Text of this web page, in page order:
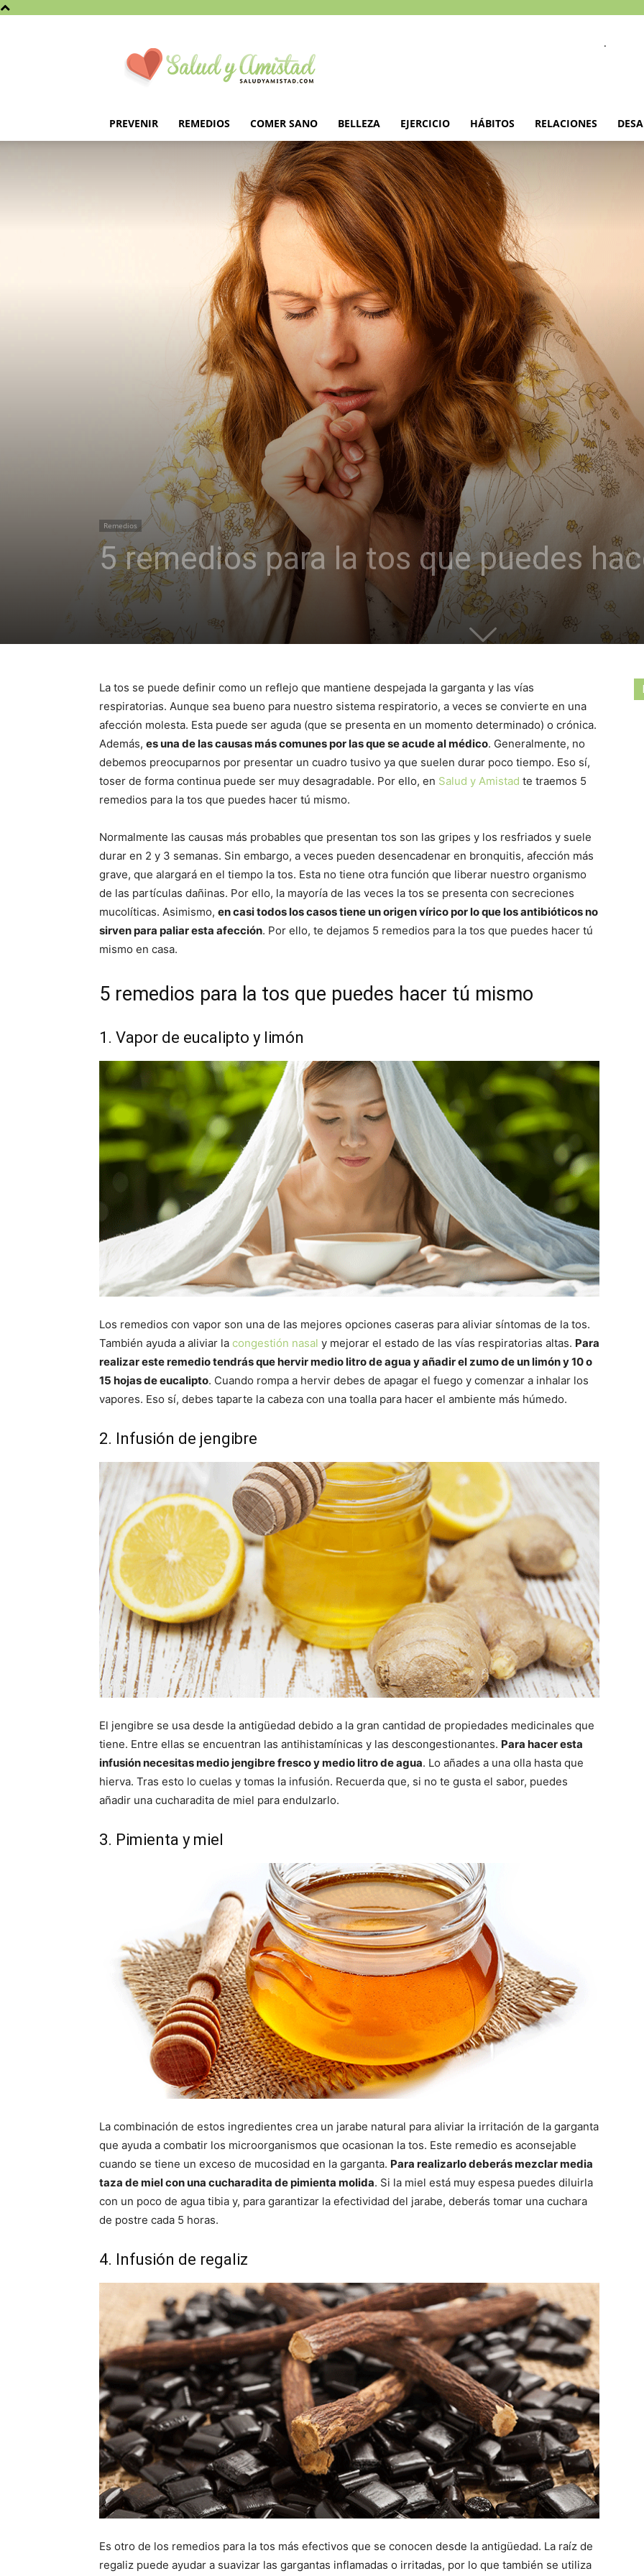
.
PREVENIR REMEDIOS COMER SANO BELLEZA EJERCICIO HÁBITOS RELACIONES
Remedios
5 remedios para la tos que puedes
La tos se puede definir como un reflejo que mantiene despejada la garganta y las vías
respiratorias. Aunque sea bueno para nuestro sistema respiratorio, a veces se convierte en una
afección molesta. Esta puede ser aguda (que se presenta en un momento determinado) o crónica.
Además, es una de las causas más comunes por las que se acude al médico. Generalmente, no
debemos preocuparnos por presentar un cuadro tusivo ya que suelen durar poco tiempo. Eso sí,
toser de forma continua puede ser muy desagradable. Por ello, en Salud y Amistad te traemos 5
remedios para la tos que puedes hacer tú mismo.
Normalmente las causas más probables que presentan tos son las gripes y los resfriados y suele
durar en 2 y 3 semanas. Sin embargo, a veces pueden desencadenar en bronquitis, afección más
grave, que alargará en el tiempo la tos. Esta no tiene otra función que liberar nuestro organismo
de las partículas dañinas. Por ello, la mayoría de las veces la tos se presenta con secreciones
mucolíticas. Asimismo, en casi todos los casos tiene un origen vírico por lo que los antibióticos no
sirven para paliar esta afección. Por ello, te dejamos 5 remedios para la tos que puedes hacer tú
mismo en casa.
5 remedios para la tos que puedes hacer tú mismo
1. Vapor de eucalipto y limón
Los remedios con vapor son una de las mejores opciones caseras para aliviar síntomas de la tos.
También ayuda a aliviar la congestión nasal y mejorar el estado de las vías respiratorias altas. Para
realizar este remedio tendrás que hervir medio litro de agua y añadir el zumo de un limón y 10 o
15 hojas de eucalipto. Cuando rompa a hervir debes de apagar el fuego y comenzar a inhalar los
vapores. Eso sí, debes taparte la cabeza con una toalla para hacer el ambiente más húmedo.
2. Infusión de jengibre
El jengibre se usa desde la antigüedad debido a la gran cantidad de propiedades medicinales que
tiene. Entre ellas se encuentran las antihistamínicas y las descongestionantes. Para hacer esta
infusión necesitas medio jengibre fresco y medio litro de agua. Lo añades a una olla hasta que
hierva. Tras esto lo cuelas y tomas la infusión. Recuerda que, si no te gusta el sabor, puedes
añadir una cucharadita de miel para endulzarlo.
3. Pimienta y miel
La combinación de estos ingredientes crea un jarabe natural para aliviar la irritación de la garganta
que ayuda a combatir los microorganismos que ocasionan la tos. Este remedio es aconsejable
cuando se tiene un exceso de mucosidad en la garganta. Para realizarlo deberás mezclar media
taza de miel con una cucharadita de pimienta molida. Si la miel está muy espesa puedes diluirla
con un poco de agua tibia y, para garantizar la efectividad del jarabe, deberás tomar una cuchara
de postre cada 5 horas.
4. Infusión de regaliz
Es otro de los remedios para la tos más efectivos que se conocen desde la antigüedad. La raíz de
regaliz puede ayudar a suavizar las gargantas inflamadas o irritadas, por lo que también se utiliza